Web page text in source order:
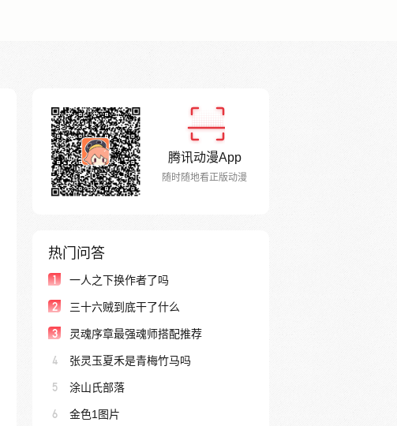
腾讯动漫App
随时随地看正版动漫
热门问答
1 一人之下换作者了吗
2 三十六贼到底干了什么
3 灵魂序章最强魂师搭配推荐
4 张灵玉夏禾是青梅竹马吗
5 涂山氏部落
6 金色1图片